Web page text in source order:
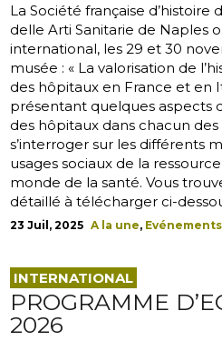
La Société française
delle Arti Sanitarie de Naples
international, les 29 et 30
musée : « La valorisation de
des hôpitaux en France et en
présentant quelques aspects
des hôpitaux dans chacun des
s’interroger sur les différents
usages sociaux de la
monde de la santé. Vous
détaillé à télécharger ci-
23 Juil, 2025 A la une, Evénements
INTERNATIONAL
PROGRAMME
2026